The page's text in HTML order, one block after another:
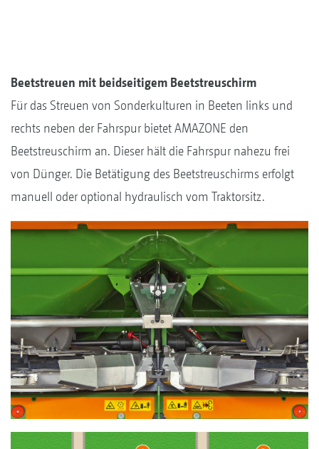
Beetstreuen mit beidseitigem Beetstreuschirm
Für das Streuen von Sonderkulturen in Beeten links und
rechts neben der Fahrspur bietet AMAZONE den
Beetstreuschirm an. Dieser hält die Fahrspur nahezu frei
von Dünger. Die Betätigung des Beetstreuschirms erfolgt
manuell oder optional hydraulisch vom Traktorsitz.